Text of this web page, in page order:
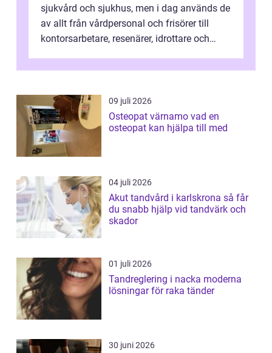
sjukvård och sjukhus, men i dag används de
av allt från vårdpersonal och frisörer till
kontorsarbetare, resenärer, idrottare och
09 juli 2026
Osteopat värnamo vad en
osteopat kan hjälpa till med
04 juli 2026
Akut tandvård i karlskrona så får
du snabb hjälp vid tandvärk och
skador
01 juli 2026
Tandreglering i nacka moderna
lösningar för raka tänder
30 juni 2026